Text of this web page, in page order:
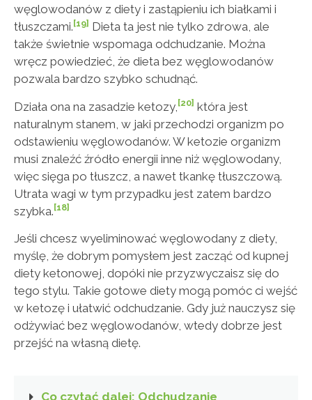
węglowodanów z diety i zastąpieniu ich białkami i
tłuszczami. [19] Dieta ta jest nie tylko zdrowa, ale
także świetnie wspomaga odchudzanie. Można
wręcz powiedzieć, że dieta bez węglowodanów
pozwala bardzo szybko schudnąć.
Działa ona na zasadzie ketozy, [20] która jest
naturalnym stanem, w jaki przechodzi organizm po
odstawieniu węglowodanów. W ketozie organizm
musi znaleźć źródło energii inne niż węglowodany,
więc sięga po tłuszcz, a nawet tkankę tłuszczową.
Utrata wagi w tym przypadku jest zatem bardzo
szybka. [18]
Jeśli chcesz wyeliminować węglowodany z diety,
myślę, że dobrym pomysłem jest zacząć od kupnej
diety ketonowej, dopóki nie przyzwyczaisz się do
tego stylu. Takie gotowe diety mogą pomóc ci wejść
w ketozę i ułatwić odchudzanie. Gdy już nauczysz się
odżywiać bez węglowodanów, wtedy dobrze jest
przejść na własną dietę.
Co czytać dalej: Odchudzanie